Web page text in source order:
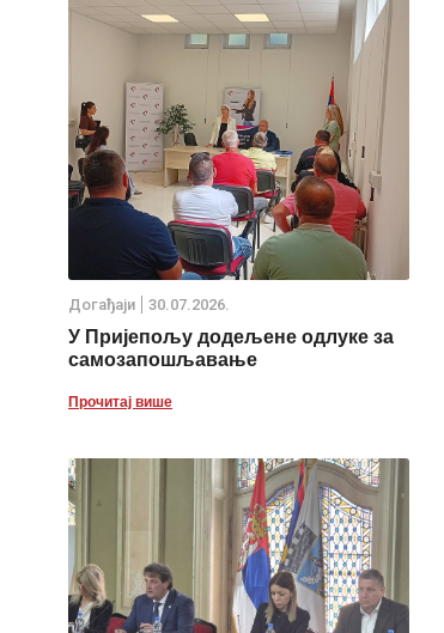
Дoгађаjи 30.07.2026.
У Пријепољу додељене одлуке за
самозапошљавање
Прочитај више